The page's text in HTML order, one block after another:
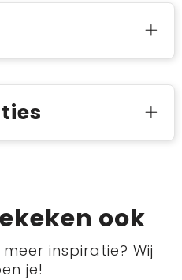
ook
inspiratie? Wij
je!